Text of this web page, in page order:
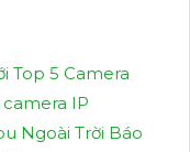
Top 5 Camera
IP
Ngoài Trời Báo